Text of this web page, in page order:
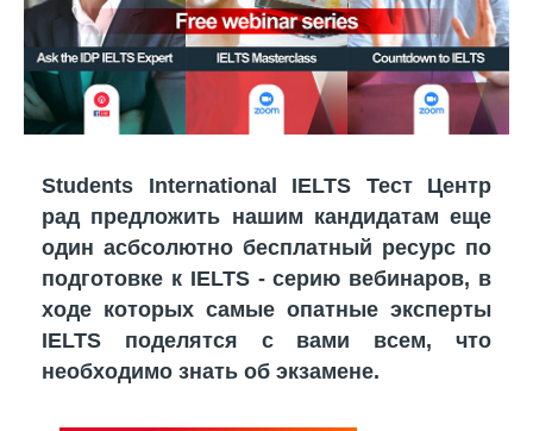
Students International IELTS Тест Центр
рад предложить нашим кандидатам еще
один асбсолютно бесплатный ресурс по
подготовке к IELTS - серию вебинаров, в
ходе которых самые опатные эксперты
IELTS поделятся с вами всем, что
необходимо знать об экзамене.